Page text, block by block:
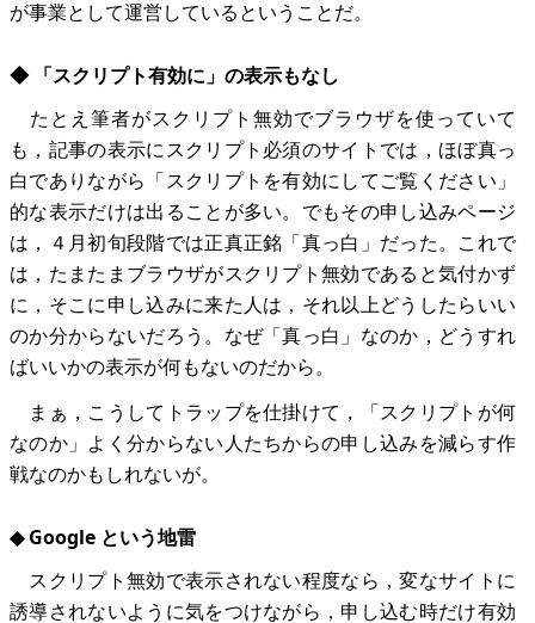
が事業として運営しているということだ。
◆ 「スクリプト有効に」の表示もなし
たとえ筆者がスクリプト無効でブラウザを使っていて
も，記事の表示にスクリプト必須のサイトでは，ほぼ真っ
白でありながら「スクリプトを有効にしてご覧ください」
的な表示だけは出ることが多い。でもその申し込みページ
は，４月初旬段階では正真正銘「真っ白」だった。これで
は，たまたまブラウザがスクリプト無効であると気付かず
に，そこに申し込みに来た人は，それ以上どうしたらいい
のか分からないだろう。なぜ「真っ白」なのか，どうすれ
ばいいかの表示が何もないのだから。
まぁ，こうしてトラップを仕掛けて，「スクリプトが何
なのか」よく分からない人たちからの申し込みを減らす作
戦なのかもしれないが。
◆ Google という地雷
スクリプト無効で表示されない程度なら，変なサイトに
誘導されないように気をつけながら，申し込む時だけ有効